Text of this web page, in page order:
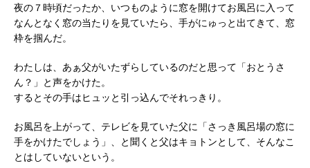
夜の７時頃だったか、いつものように窓を開けてお風呂に入って
なんとなく窓の当たりを見ていたら、手がにゅっと出てきて、窓
枠を掴んだ。
わたしは、あぁ父がいたずらしているのだと思って「おとうさ
ん？」と声をかけた。
するとその手はヒュッと引っ込んでそれっきり。
お風呂を上がって、テレビを見ていた父に「さっき風呂場の窓に
手をかけたでしょう」、と聞くと父はキョトンとして、そんなこ
とはしていないという。